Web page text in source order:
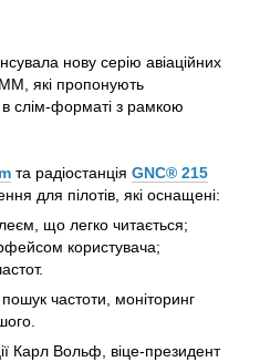
нову серію авіаційних
які пропонують
в слім-форматі з рамкою
та радіостанція GNC® 215
для пілотів, які оснащені:
що легко читається;
користувача;
частоти, моніторинг
Карл Вольф, віце-президент